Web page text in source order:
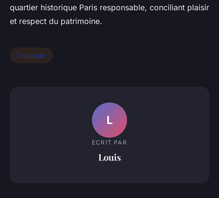
quartier historique Paris responsable, conciliant plaisir
et respect du patrimoine.
Tourisme
L
ECRIT PAR
Louis